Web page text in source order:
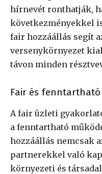
hírnevét ronthatják,
következményekkel
fair hozzáállás segít
versenykörnyezet
távon minden
Fair és
A fair üzleti
a fenntartható
hozzáállás nemcsak
partnerekkel való
környezeti és